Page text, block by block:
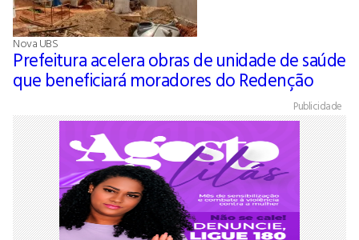
Nova UBS
Prefeitura acelera obras de unidade de saúde
que beneficiará moradores do Redenção
Publicidade